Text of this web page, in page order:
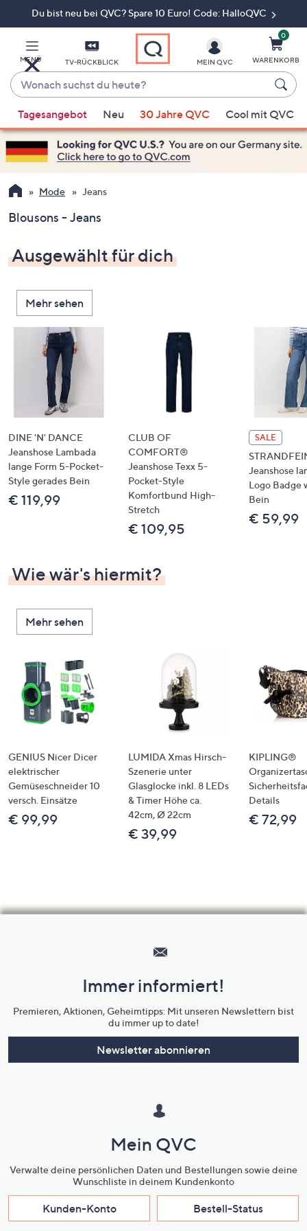
Du bist neu bei QVC? Spare 10 Euro! Code: HalloQVC
MENÜ TV-RÜCKBLICK
Wonach
suchst
du
heute?
Vorschläge
verfügbar
sind,
verwenden
Sie
Pfeiltasten
oben
und
nach
unten
oder
wischen
Geräten
nach
links
bzw.
rechts,
um
diese
MEIN QVC
0
WARENKORB
Tagesangebot Neu 30 Jahre QVC Cool mit QVC
Mode Jeans
Blousons - Jeans
Ausgewählt für dich
Mehr sehen
DINE 'N' DANCE
Jeanshose Lambada
lange Form 5-Pocket-
Style gerades Bein
€ 119,99
CLUB OF
COMFORT®
Jeanshose Texx 5-
Pocket-Style
Komfortbund High-
Stretch
€ 109,95
SALE
Jeanshose
Logo Badge
Bein
€ 59,99
Wie wär's hiermit?
Mehr sehen
GENIUS Nicer Dicer
elektrischer
Gemüseschneider 10
versch. Einsätze
€ 99,99
LUMIDA Xmas Hirsch-
Szenerie unter
Glasglocke inkl. 8 LEDs
& Timer Höhe ca.
42cm, Ø 22cm
€ 39,99
KIPLING®
Details
€ 72,99
Unternehmensinformationen
Immer informiert!
Premieren, Aktionen, Geheimtipps: Mit unseren Newslettern bist
du immer up to date!
Newsletter abonnieren
Mein QVC
Verwalte deine persönlichen Daten und Bestellungen sowie deine
Wunschliste in deinem Kundenkonto
Kunden-Konto Bestell-Status